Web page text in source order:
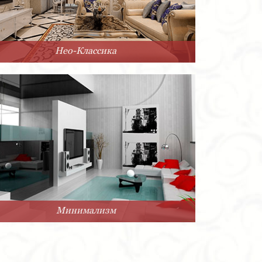
Нео-Классика
Минимализм